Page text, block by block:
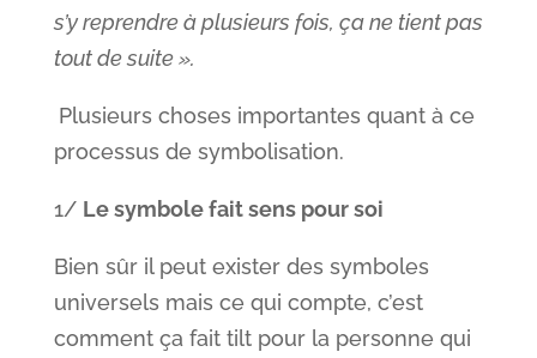
s’y reprendre à plusieurs fois, ça ne tient pas
tout de suite ».
Plusieurs choses importantes quant à ce
processus de symbolisation.
1/ Le symbole fait sens pour soi
Bien sûr il peut exister des symboles
universels mais ce qui compte, c’est
comment ça fait tilt pour la personne qui